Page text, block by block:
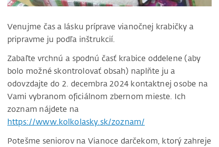
Venujme čas a lásku príprave vianočnej krabičky a
pripravme ju podľa inštrukcií.
Zabaľte vrchnú a spodnú časť krabice oddelene (aby
bolo možné skontrolovať obsah) naplňte ju a
odovzdajte do 2. decembra 2024 kontaktnej osobe na
Vami vybranom oficiálnom zbernom mieste. Ich
zoznam nájdete na
https://www.kolkolasky.sk/zoznam/
Potešme seniorov na Vianoce darčekom, ktorý zahreje